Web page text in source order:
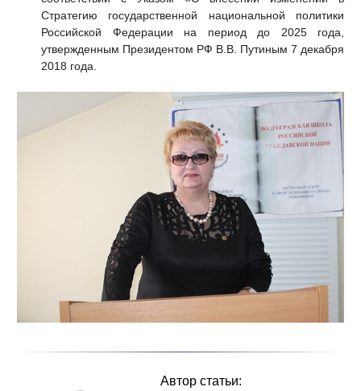
Стратегию государственной национальной политики
Российской Федерации на период до 2025 года,
утвержденным Президентом РФ В.В. Путиным 7 декабря
2018 года.
Автор статьи: